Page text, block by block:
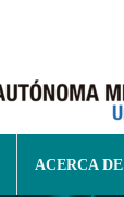
ACERCA DE